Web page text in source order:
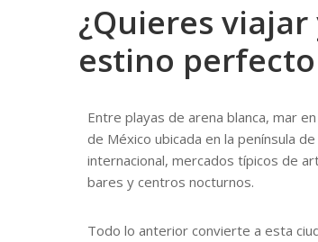
¿Quieres viajar
estino
Entre playas de arena blanca, mar
de México ubicada en la península
internacional, mercados típicos de
bares y centros nocturnos.
Todo lo anterior convierte a esta